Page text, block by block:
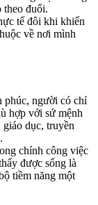
theo đuổi.
tế đôi khi khiến
về nơi mình
phúc, người có chỉ
hợp với sứ mệnh
dục, truyền
chính công việc
được sống là
tiềm năng một